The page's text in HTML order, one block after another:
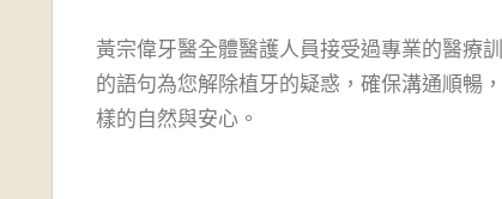
黃宗偉牙醫全體醫護人員接受過專業的醫療
的語句為您解除植牙的疑惑，確保溝通順暢
樣的自然與安心。